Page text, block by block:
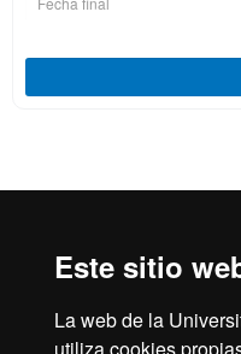
Este sitio
La web de la